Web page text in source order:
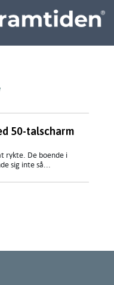
SÖK
50-talscharm
rykte. De boende i
sig inte så...